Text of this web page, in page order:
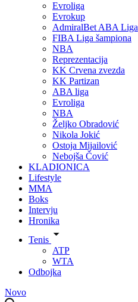
Evroliga
Evrokup
AdmiralBet ABA Liga
FIBA Liga šampiona
NBA
Reprezentacija
KK Crvena zvezda
KK Partizan
ABA liga
Evroliga
NBA
Željko Obradović
Nikola Jokić
Ostoja Mijailović
Nebojša Čović
KLADIONICA
Lifestyle
MMA
Boks
Intervju
Hronika
Tenis
ATP
WTA
Odbojka
Novo